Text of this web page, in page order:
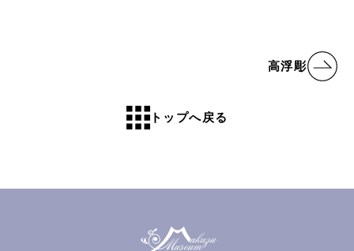
高浮彫
トップへ戻る